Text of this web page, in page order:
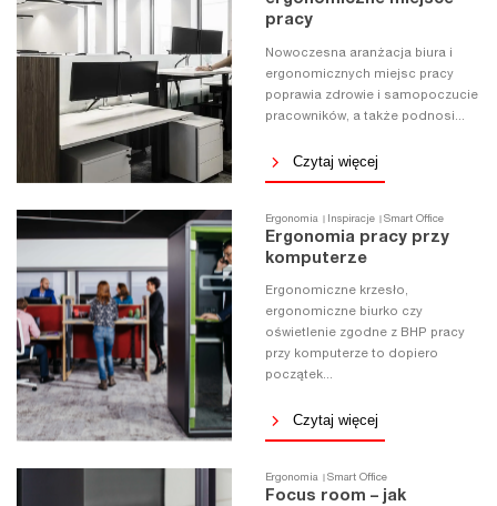
pracy
Nowoczesna aranżacja biura i
ergonomicznych miejsc pracy
poprawia zdrowie i samopoczucie
pracowników, a także podnosi...
Czytaj więcej
Ergonomia Inspiracje Smart Office
Ergonomia pracy przy
komputerze
Ergonomiczne krzesło,
ergonomiczne biurko czy
oświetlenie zgodne z BHP pracy
przy komputerze to dopiero
początek...
Czytaj więcej
Ergonomia Smart Office
Focus room – jak